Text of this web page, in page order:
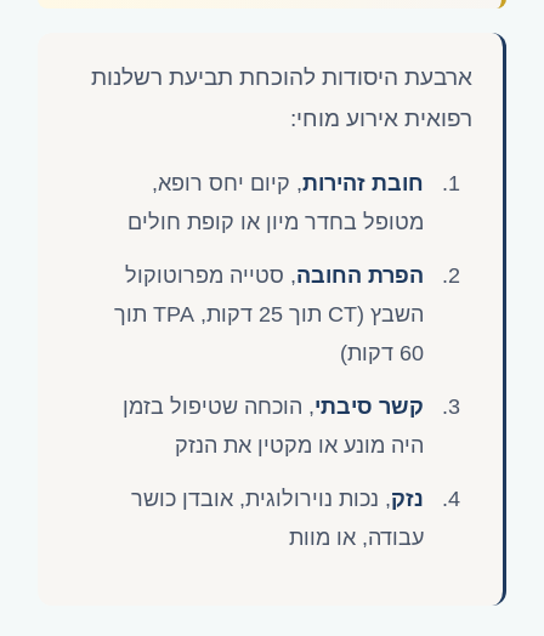
ארבעת היסודות להוכחת תביעת רשלנות
רפואית אירוע מוחי:
חובת זהירות, קיום יחס רופא,
מטופל בחדר מיון או קופת חולים
הפרת החובה, סטייה מפרוטוקול
השבץ (CT תוך 25 דקות, TPA תוך
60 דקות)
קשר סיבתי, הוכחה שטיפול בזמן
היה מונע או מקטין את הנזק
נזק, נכות נוירולוגית, אובדן כושר
עבודה, או מוות